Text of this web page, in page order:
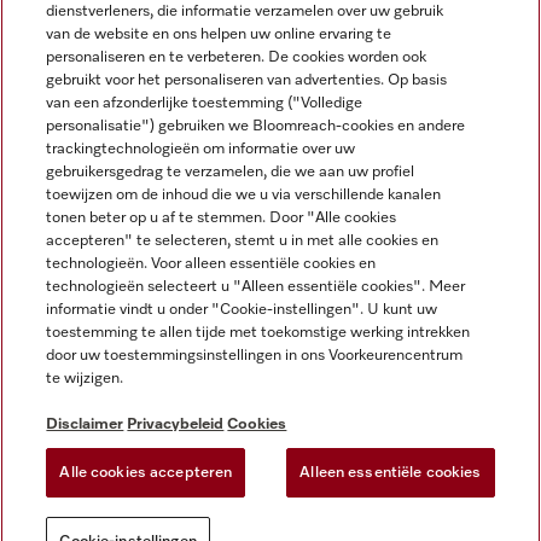
Disclaimer
Algemene voorwaarden en informatie
Privacybeleid
Gebruiksvoorwaarden
Toegankelijkheidsverklaring
Digital Services Act
Cookie-instellingen
Miele op Instagram
Miele op Facebook
Miele op Youtube
dienstverleners, die informatie verzamelen over uw gebruik
van de website en ons helpen uw online ervaring te
personaliseren en te verbeteren. De cookies worden ook
gebruikt voor het personaliseren van advertenties. Op basis
van een afzonderlijke toestemming ("Volledige
personalisatie") gebruiken we Bloomreach-cookies en andere
trackingtechnologieën om informatie over uw
gebruikersgedrag te verzamelen, die we aan uw profiel
toewijzen om de inhoud die we u via verschillende kanalen
tonen beter op u af te stemmen. Door "Alle cookies
accepteren" te selecteren, stemt u in met alle cookies en
technologieën. Voor alleen essentiële cookies en
technologieën selecteert u "Alleen essentiële cookies". Meer
informatie vindt u onder "Cookie-instellingen". U kunt uw
toestemming te allen tijde met toekomstige werking intrekken
door uw toestemmingsinstellingen in ons Voorkeurencentrum
te wijzigen.
Disclaimer Privacybeleid Cookies
Alle cookies accepteren Alleen essentiële cookies